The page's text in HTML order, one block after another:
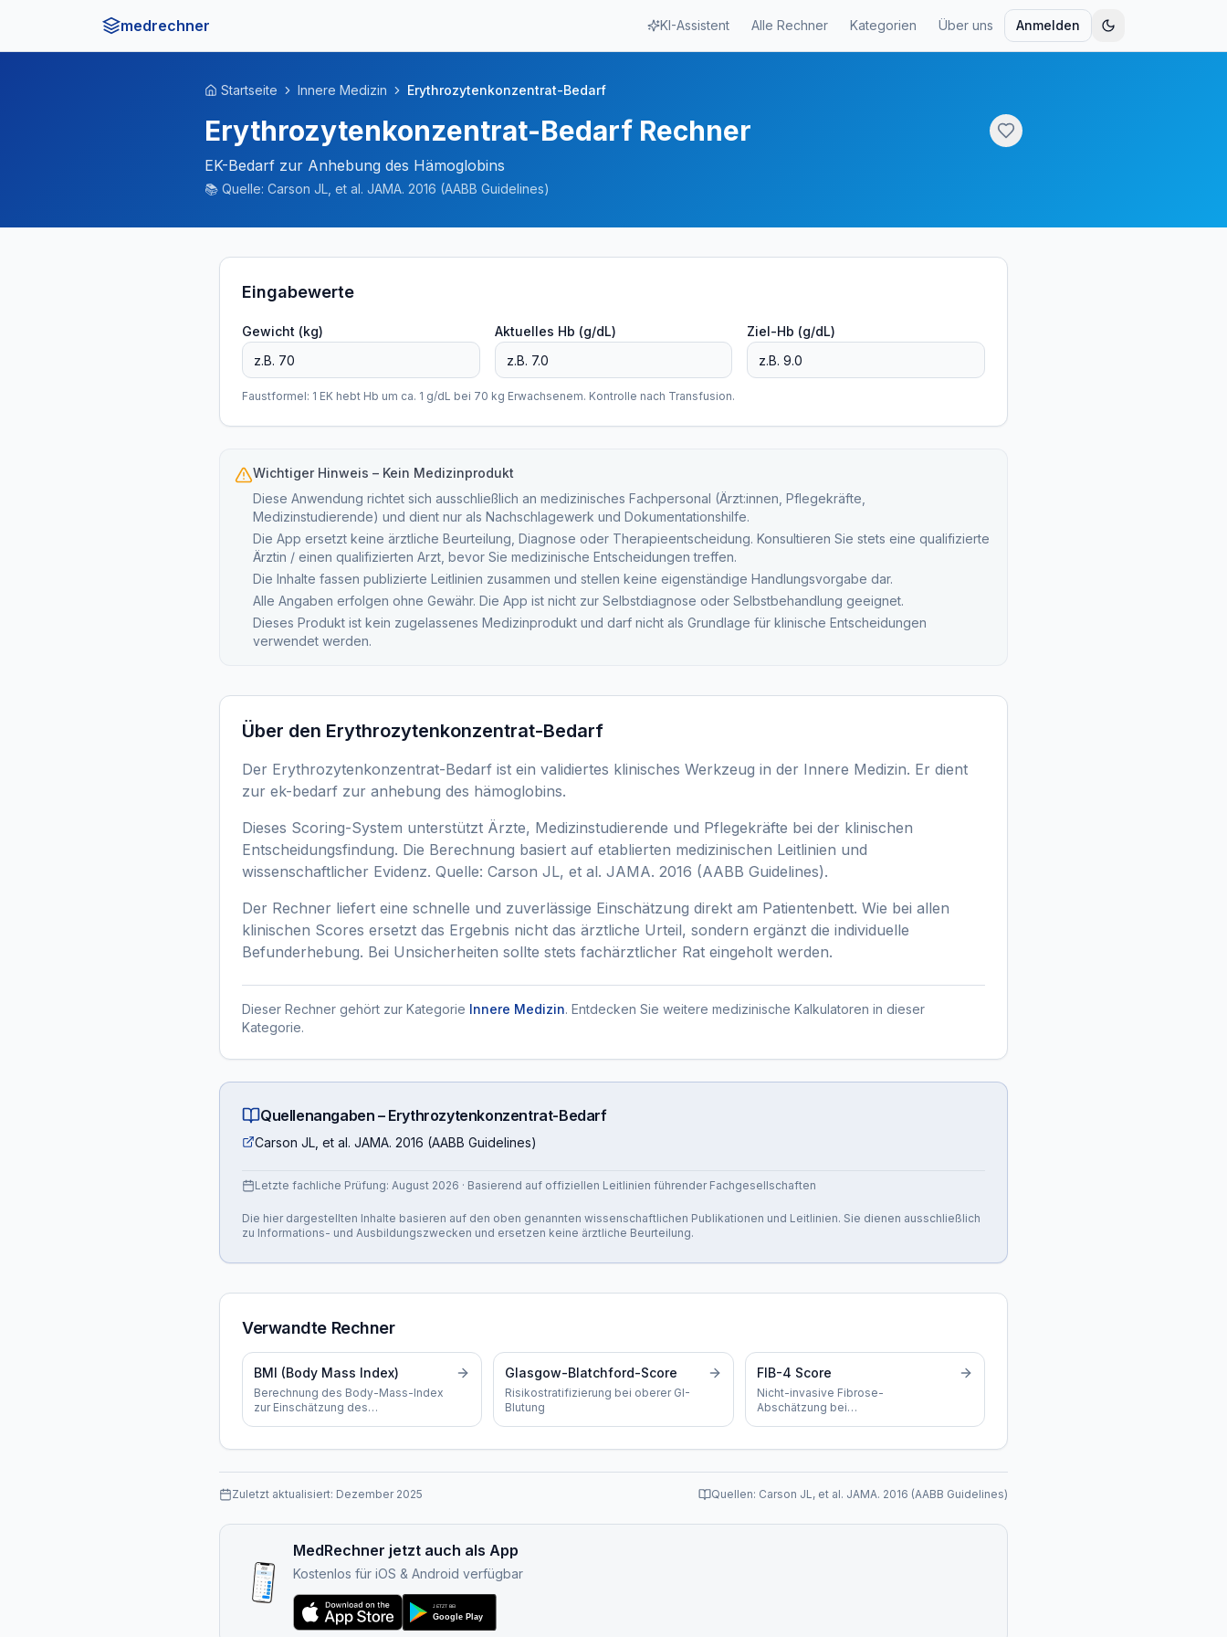
medrechner KI-Assistent Alle Rechner Kategorien Über uns Anmelden
Startseite Innere Medizin Erythrozytenkonzentrat-Bedarf
Erythrozytenkonzentrat-Bedarf Rechner
EK-Bedarf zur Anhebung des Hämoglobins
📚 Quelle: Carson JL, et al. JAMA. 2016 (AABB Guidelines)
Eingabewerte
Gewicht (kg) Aktuelles Hb (g/dL) Ziel-Hb (g/dL)
Faustformel: 1 EK hebt Hb um ca. 1 g/dL bei 70 kg Erwachsenem. Kontrolle nach Transfusion.
Wichtiger Hinweis – Kein Medizinprodukt
Diese Anwendung richtet sich ausschließlich an medizinisches Fachpersonal (Ärzt:innen, Pflegekräfte,
Medizinstudierende) und dient nur als Nachschlagewerk und Dokumentationshilfe.
Die App ersetzt keine ärztliche Beurteilung, Diagnose oder Therapieentscheidung. Konsultieren Sie stets eine qualifizierte
Ärztin / einen qualifizierten Arzt, bevor Sie medizinische Entscheidungen treffen.
Die Inhalte fassen publizierte Leitlinien zusammen und stellen keine eigenständige Handlungsvorgabe dar.
Alle Angaben erfolgen ohne Gewähr. Die App ist nicht zur Selbstdiagnose oder Selbstbehandlung geeignet.
Dieses Produkt ist kein zugelassenes Medizinprodukt und darf nicht als Grundlage für klinische Entscheidungen
verwendet werden.
Über den Erythrozytenkonzentrat-Bedarf
Der Erythrozytenkonzentrat-Bedarf ist ein validiertes klinisches Werkzeug in der Innere Medizin. Er dient
zur ek-bedarf zur anhebung des hämoglobins.
Dieses Scoring-System unterstützt Ärzte, Medizinstudierende und Pflegekräfte bei der klinischen
Entscheidungsfindung. Die Berechnung basiert auf etablierten medizinischen Leitlinien und
wissenschaftlicher Evidenz. Quelle: Carson JL, et al. JAMA. 2016 (AABB Guidelines).
Der Rechner liefert eine schnelle und zuverlässige Einschätzung direkt am Patientenbett. Wie bei allen
klinischen Scores ersetzt das Ergebnis nicht das ärztliche Urteil, sondern ergänzt die individuelle
Befunderhebung. Bei Unsicherheiten sollte stets fachärztlicher Rat eingeholt werden.
Dieser Rechner gehört zur Kategorie Innere Medizin. Entdecken Sie weitere medizinische Kalkulatoren in dieser
Kategorie.
Quellenangaben – Erythrozytenkonzentrat-Bedarf
Carson JL, et al. JAMA. 2016 (AABB Guidelines)
Letzte fachliche Prüfung: August 2026 · Basierend auf offiziellen Leitlinien führender Fachgesellschaften
Die hier dargestellten Inhalte basieren auf den oben genannten wissenschaftlichen Publikationen und Leitlinien. Sie dienen ausschließlich
zu Informations- und Ausbildungszwecken und ersetzen keine ärztliche Beurteilung.
Verwandte Rechner
BMI (Body Mass Index)
Berechnung des Body-Mass-Index
zur Einschätzung des
Glasgow-Blatchford-Score
Risikostratifizierung bei oberer GI-
Blutung
FIB-4 Score
Nicht-invasive Fibrose-
Abschätzung bei
Zuletzt aktualisiert: Dezember 2025 Quellen: Carson JL, et al. JAMA. 2016 (AABB Guidelines)
MedRechner jetzt auch als App
Kostenlos für iOS & Android verfügbar